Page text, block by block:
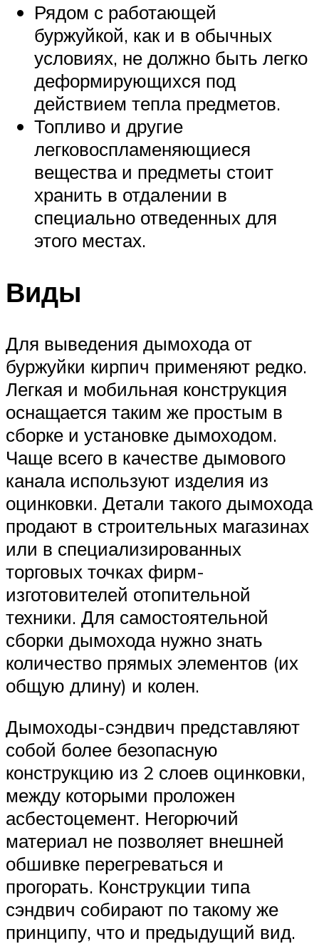
Рядом с работающей
буржуйкой, как и в обычных
условиях, не должно быть легко
деформирующихся под
действием тепла предметов.
Топливо и другие
легковоспламеняющиеся
вещества и предметы стоит
хранить в отдалении в
специально отведенных для
этого местах.
Виды
Для выведения дымохода от
буржуйки кирпич применяют редко.
Легкая и мобильная конструкция
оснащается таким же простым в
сборке и установке дымоходом.
Чаще всего в качестве дымового
канала используют изделия из
оцинковки. Детали такого дымохода
продают в строительных магазинах
или в специализированных
торговых точках фирм-
изготовителей отопительной
техники. Для самостоятельной
сборки дымохода нужно знать
количество прямых элементов (их
общую длину) и колен.
Дымоходы-сэндвич представляют
собой более безопасную
конструкцию из 2 слоев оцинковки,
между которыми проложен
асбестоцемент. Негорючий
материал не позволяет внешней
обшивке перегреваться и
прогорать. Конструкции типа
сэндвич собирают по такому же
принципу, что и предыдущий вид.